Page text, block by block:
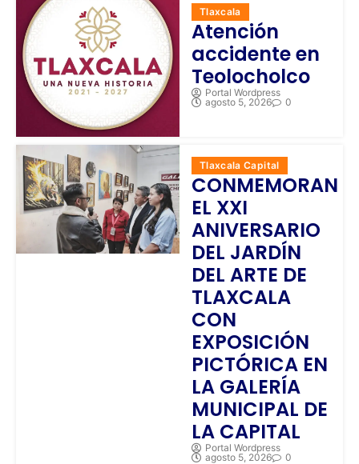
Tlaxcala
Atención
accidente en
Teolocholco
Portal Wordpress
agosto 5, 2026
0
Tlaxcala Capital
CONMEMORAN
EL XXI
ANIVERSARIO
DEL JARDÍN
DEL ARTE DE
TLAXCALA
CON
EXPOSICIÓN
PICTÓRICA EN
LA GALERÍA
MUNICIPAL DE
LA CAPITAL
Portal Wordpress
agosto 5, 2026
0